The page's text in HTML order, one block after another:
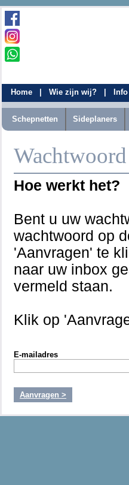
Home Wie zijn wij?
Schepnetten Sideplaners
Hoe werkt het?
Bent u uw
wachtwoord op
'Aanvragen' te
naar uw inbox
vermeld staan.
Klik op
E-mailadres